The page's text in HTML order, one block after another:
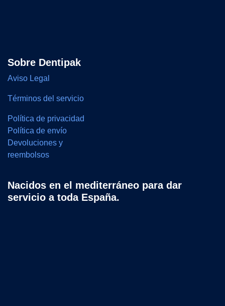
Sobre Dentipak
Aviso Legal
Términos del servicio
Política de privacidad
Política de envío
Devoluciones y
reembolsos
Nacidos en el mediterráneo para dar
servicio a toda España.